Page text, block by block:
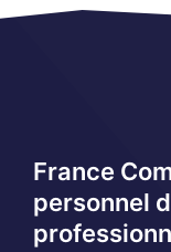
France
personnel